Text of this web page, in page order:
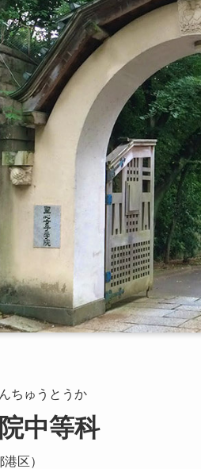
ちゅうとうか
中等科
区）